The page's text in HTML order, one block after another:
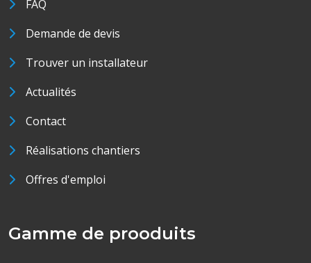
FAQ
Demande de devis
Trouver un installateur
Actualités
Contact
Réalisations chantiers
Offres d'emploi
Gamme de prooduits